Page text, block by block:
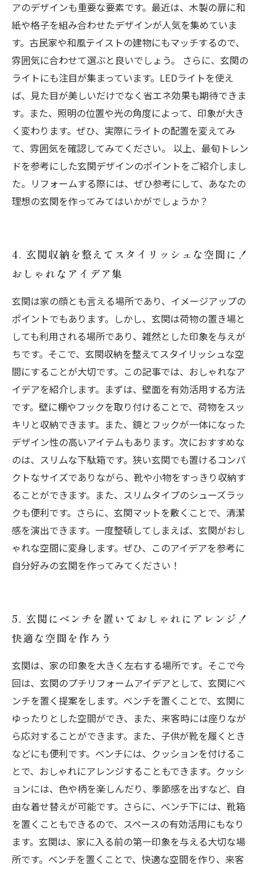
アのデザインも重要な要素です。最近は、木製の扉に和
紙や格子を組み合わせたデザインが人気を集めていま
す。古民家や和風テイストの建物にもマッチするので、
雰囲気に合わせて選ぶと良いでしょう。 さらに、玄関の
ライトにも注目が集まっています。LEDライトを使え
ば、見た目が美しいだけでなく省エネ効果も期待できま
す。また、照明の位置や光の角度によって、印象が大き
く変わります。ぜひ、実際にライトの配置を変えてみ
て、雰囲気を確認してみてください。 以上、最旬トレン
ドを参考にした玄関デザインのポイントをご紹介しまし
た。リフォームする際には、ぜひ参考にして、あなたの
理想の玄関を作ってみてはいかがでしょうか？
4. 玄関収納を整えてスタイリッシュな空間に！
おしゃれなアイデア集
玄関は家の顔とも言える場所であり、イメージアップの
ポイントでもあります。しかし、玄関は荷物の置き場と
しても利用される場所であり、雑然とした印象を与えが
ちです。そこで、玄関収納を整えてスタイリッシュな空
間にすることが大切です。この記事では、おしゃれなア
イデアを紹介します。まずは、壁面を有効活用する方法
です。壁に棚やフックを取り付けることで、荷物をスッ
キリと収納できます。また、鏡とフックが一体になった
デザイン性の高いアイテムもあります。次におすすめな
のは、スリムな下駄箱です。狭い玄関でも置けるコンパ
クトなサイズでありながら、靴や小物をすっきり収納す
ることができます。また、スリムタイプのシューズラッ
クも便利です。さらに、玄関マットを敷くことで、清潔
感を演出できます。一度整頓してしまえば、玄関がおし
ゃれな空間に変身します。ぜひ、このアイデアを参考に
自分好みの玄関を作ってみてください！
5. 玄関にベンチを置いておしゃれにアレンジ！
快適な空間を作ろう
玄関は、家の印象を大きく左右する場所です。そこで今
回は、玄関のプチリフォームアイデアとして、玄関にベ
ンチを置く提案をします。ベンチを置くことで、玄関に
ゆったりとした空間ができ、また、来客時には座りなが
ら応対することができます。また、子供が靴を履くとき
などにも便利です。ベンチには、クッションを付けるこ
とで、おしゃれにアレンジすることもできます。クッシ
ョンには、色や柄を楽しんだり、季節感を出すなど、自
由な着せ替えが可能です。さらに、ベンチ下には、靴箱
を置くこともできるので、スペースの有効活用にもなり
ます。玄関は、家に入る前の第一印象を与える大切な場
所です。ベンチを置くことで、快適な空間を作り、来客